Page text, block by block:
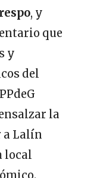
, y
que
y
del
la
a Lalín
local